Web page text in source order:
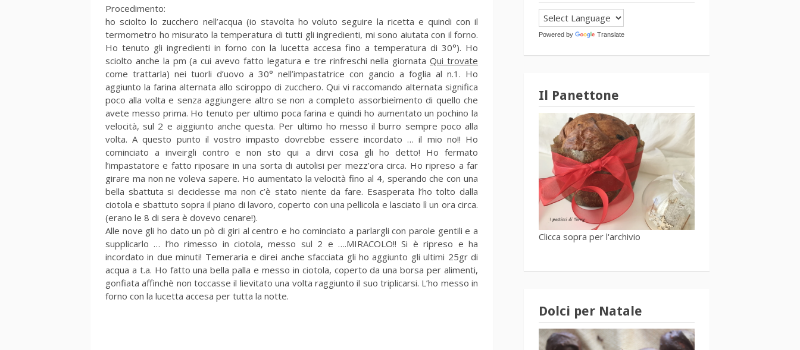
Procedimento:
ho sciolto lo zucchero nell’acqua (io stavolta ho voluto seguire la ricetta e quindi con il
termometro ho misurato la temperatura di tutti gli ingredienti, mi sono aiutata con il forno.
Ho tenuto gli ingredienti in forno con la lucetta accesa fino a temperatura di 30°). Ho
sciolto anche la pm (a cui avevo fatto legatura e tre rinfreschi nella giornataQui trovate
come trattarla) nei tuorli d’uovo a 30° nell’impastatrice con gancio a foglia al n.1. Ho
aggiunto la farina alternata allo sciroppo di zucchero. Qui vi raccomando alternata significa
poco alla volta e senza aggiungere altro se non a completo assorbieìmento di quello che
avete messo prima. Ho tenuto per ultimo poca farina e quindi ho aumentato un pochino la
velocità, sul 2 e aiggiunto anche questa. Per ultimo ho messo il burro sempre poco alla
volta. A questo punto il vostro impasto dovrebbe essere incordato … il mio no!! Ho
cominciato a inveirgli contro e non sto qui a dirvi cosa gli ho detto! Ho fermato
l’impastatore e fatto riposare in una sorta di autolisi per mezz’ora circa. Ho ripreso a far
girare ma non ne voleva sapere. Ho aumentato la velocità fino al 4, sperando che con una
bella sbattuta si decidesse ma non c’è stato niente da fare. Esasperata l’ho tolto dalla
ciotola e sbattuto sopra il piano di lavoro, coperto con una pellicola e lasciato lì un ora circa.
(erano le 8 di sera è dovevo cenare!).
Alle nove gli ho dato un pò di giri al centro e ho cominciato a parlargli con parole gentili e a
supplicarlo … l’ho rimesso in ciotola, messo sul 2 e ….MIRACOLO!! Si è ripreso e ha
incordato in due minuti! Temeraria e direi anche sfacciata gli ho aggiunto gli ultimi 25gr di
acqua a t.a. Ho fatto una bella palla e messo in ciotola, coperto da una borsa per alimenti,
gonfiata affinchè non toccasse il lievitato una volta raggiunto il suo triplicarsi. L’ho messo in
forno con la lucetta accesa per tutta la notte.
Powered by Translate
Il Panettone
Clicca sopra per l'archivio
Dolci per Natale